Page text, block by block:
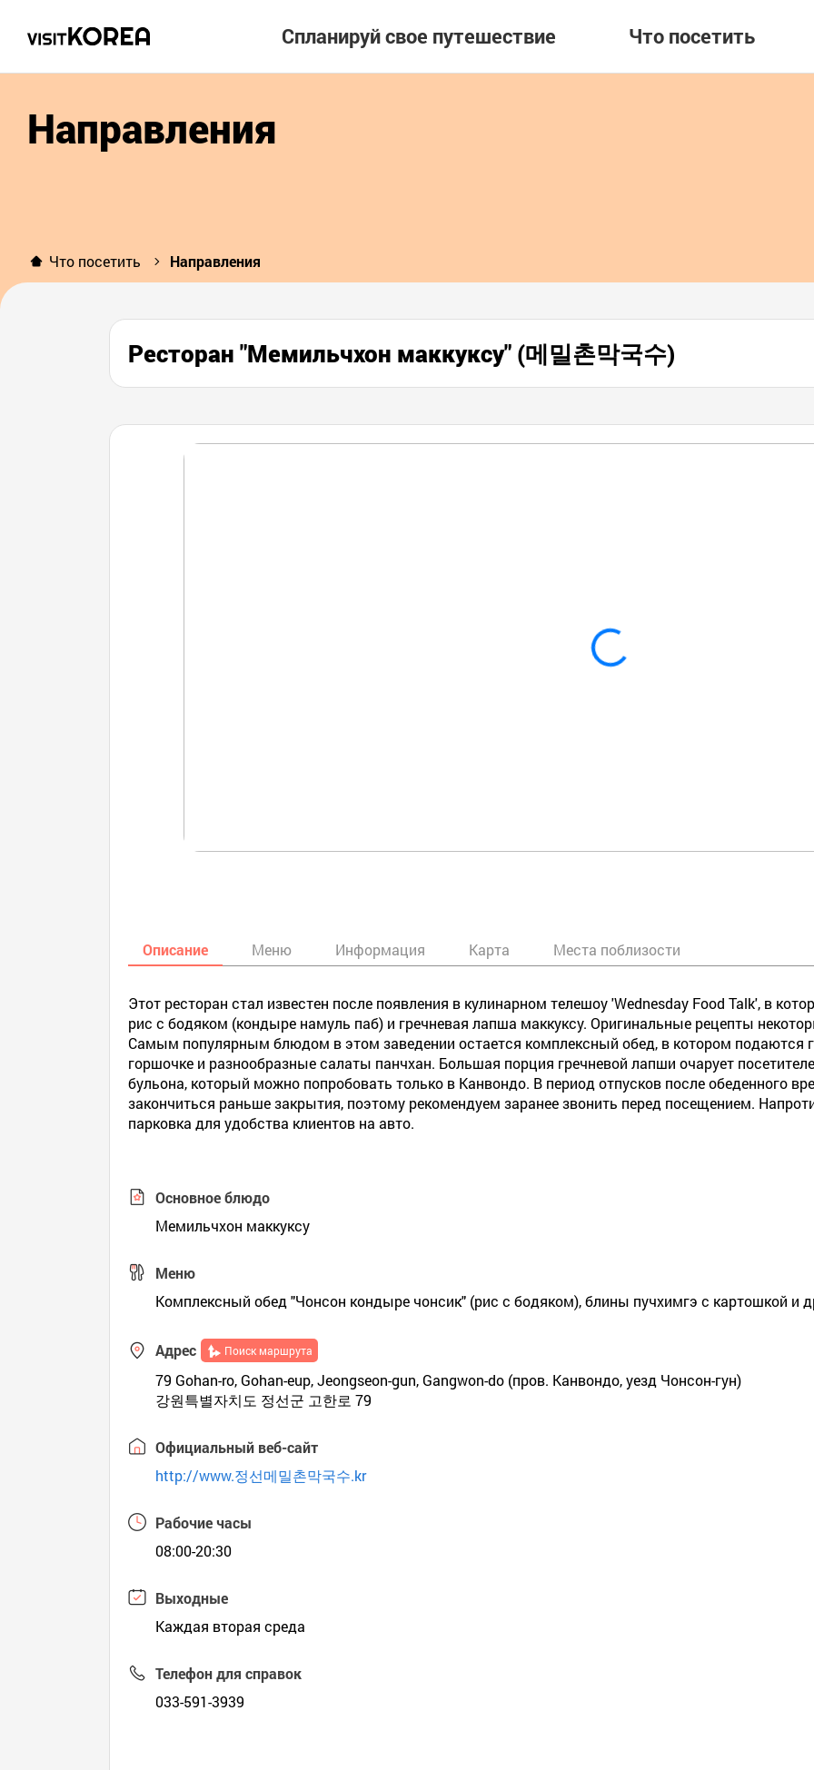
Спланируй свое путешествие Что посетить
Направления
Что посетить Направления
Ресторан "Мемильчхон маккуксу" (메밀촌막국수)
Описание Меню Информация Карта Места поблизости
Этот ресторан стал известен после появления в кулинарном телешоу 'Wednesday Food Talk', в
рис с бодяком (кондыре намуль паб) и гречневая лапша маккуксу. Оригинальные рецепты
Самым популярным блюдом в этом заведении остается комплексный обед, в котором подаются
горшочке и разнообразные салаты панчхан. Большая порция гречневой лапши очарует
бульона, который можно попробовать только в Канвондо. В период отпусков после обеденного
закончиться раньше закрытия, поэтому рекомендуем заранее звонить перед посещением.
парковка для удобства клиентов на авто.
Основное блюдо
Мемильчхон маккуксу
Меню
Комплексный обед "Чонсон кондыре чонсик" (рис с бодяком), блины пучхимгэ с картошкой и
Адрес Поиск маршрута
79 Gohan-ro, Gohan-eup, Jeongseon-gun, Gangwon-do (пров. Канвондо, уезд Чонсон-гун)
강원특별자치도 정선군 고한로 79
Официальный веб-сайт
http://www.정선메밀촌막국수.kr
Рабочие часы
08:00-20:30
Выходные
Каждая вторая среда
Телефон для справок
033-591-3939